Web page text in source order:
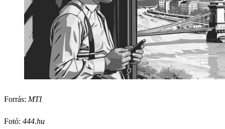
Forrás: MTI
Fotó: 444.hu